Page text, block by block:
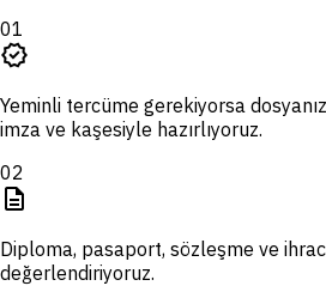
01
verified
Yeminli tercüme gerekiyorsa
imza ve kaşesiyle hazırlıyoruz.
02
description
Diploma, pasaport, sözleşme ve
değerlendiriyoruz.